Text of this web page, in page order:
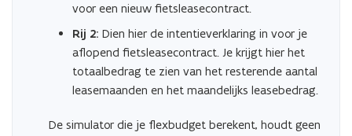
voor een nieuw fietsleasecontract.
Rij 2: Dien hier de intentieverklaring in voor je
aflopend fietsleasecontract. Je krijgt hier het
totaalbedrag te zien van het resterende aantal
leasemaanden en het maandelijks leasebedrag.
De simulator die je flexbudget berekent, houdt geen